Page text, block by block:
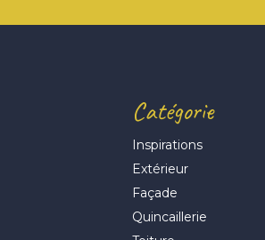
Catégorie
Inspirations
Extérieur
Façade
Quincaillerie